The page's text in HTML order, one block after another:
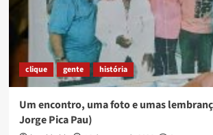
e
espetáculos
teatrais
em
março
clique gente história
Um encontro, uma foto e umas
Jorge Pica Pau)